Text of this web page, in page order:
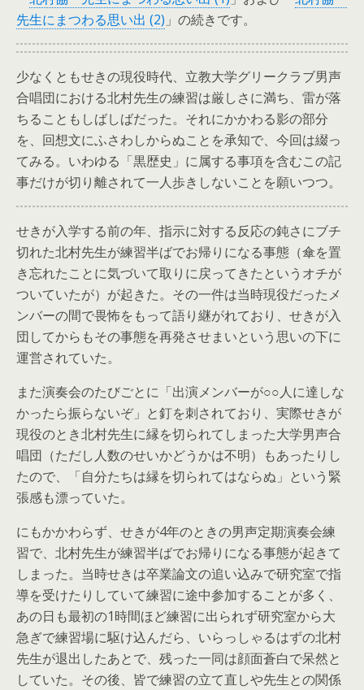
先生にまつわる思い出 (2) 」の続きです。
少なくともせきの現役時代、立教大学グリークラブ男声
合唱団における北村先生の練習は厳しさに満ち、雷が落
ちることもしばしばだった。それにかかわる影の部分
を、回想文にふさわしからぬことを承知で、今回は綴っ
てみる。いわゆる「黒歴史」に属する事項を含むこの記
事だけが切り離されて一人歩きしないことを願いつつ。
せきが入学する前の年、指示に対する反応の鈍さにブチ
切れた北村先生が練習半ばでお帰りになる事態（傘を置
き忘れたことに気づいて取りに戻ってきたというオチが
ついていたが）が起きた。その一件は当時現役だったメ
ンバーの間で畏怖をもって語り継がれており、せきが入
団してからもその事態を再発させまいという思いの下に
運営されていた。
また演奏会のたびごとに「出演メンバーが○○人に達しな
かったら振らないぞ」と釘を刺されており、実際せきが
現役のとき北村先生に縁を切られてしまった大学男声合
唱団（ただし人数のせいかどうかは不明）もあったりし
たので、「自分たちは縁を切られてはならぬ」という緊
張感も漂っていた。
にもかかわらず、せきが4年のときの男声定期演奏会練
習で、北村先生が練習半ばでお帰りになる事態が起きて
しまった。当時せきは卒業論文の追い込みで研究室で指
導を受けたりしていて練習に途中参加することが多く、
あの日も最初の1時間ほど練習に出られず研究室から大
急ぎで練習場に駆け込んだら、いらっしゃるはずの北村
先生が退出したあとで、残った一同は顔面蒼白で呆然と
していた。その後、皆で練習の立て直しや先生との関係